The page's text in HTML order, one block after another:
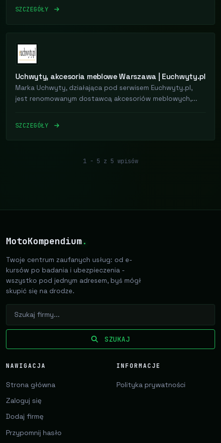
SZCZEGÓŁY
Uchwyty, akcesoria meblowe Warszawa | Euchwyty.pl
Marka Uchwyty, działająca pod serwisem Euchwyty.pl,
jest renomowanym dostawcą akcesoriów meblowych,...
SZCZEGÓŁY
1 - 5 z 5 wpisów
MotoKompendium.
Twoje centrum zaufanych usług: od e-
kursów po badania i ubezpieczenia -
wszystko pod jednym adresem, byś mógł
skupić się na drodze.
SZUKAJ
NAWIGACJA
Strona główna
Zaloguj się
Dodaj firmę
Przypomnij hasło
INFORMACJE
Polityka prywatności